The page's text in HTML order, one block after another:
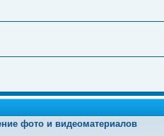
фото и видеоматериалов